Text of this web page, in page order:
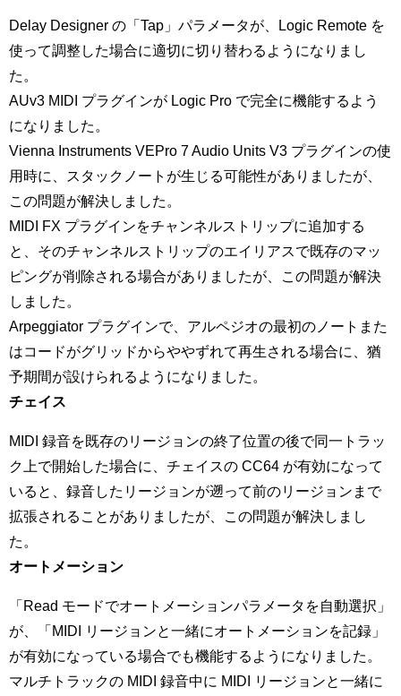
Delay Designer の「Tap」パラメータが、Logic Remote を
使って調整した場合に適切に切り替わるようになりまし
た。
AUv3 MIDI プラグインが Logic Pro で完全に機能するよう
になりました。
Vienna Instruments VEPro 7 Audio Units V3 プラグインの使
用時に、スタックノートが生じる可能性がありましたが、
この問題が解決しました。
MIDI FX プラグインをチャンネルストリップに追加する
と、そのチャンネルストリップのエイリアスで既存のマッ
ピングが削除される場合がありましたが、この問題が解決
しました。
Arpeggiator プラグインで、アルペジオの最初のノートまた
はコードがグリッドからややずれて再生される場合に、猶
予期間が設けられるようになりました。
チェイス
MIDI 録音を既存のリージョンの終了位置の後で同一トラッ
ク上で開始した場合に、チェイスの CC64 が有効になって
いると、録音したリージョンが遡って前のリージョンまで
拡張されることがありましたが、この問題が解決しまし
た。
オートメーション
「Read モードでオートメーションパラメータを自動選択」
が、「MIDI リージョンと一緒にオートメーションを記録」
が有効になっている場合でも機能するようになりました。
マルチトラックの MIDI 録音中に MIDI リージョンと一緒に